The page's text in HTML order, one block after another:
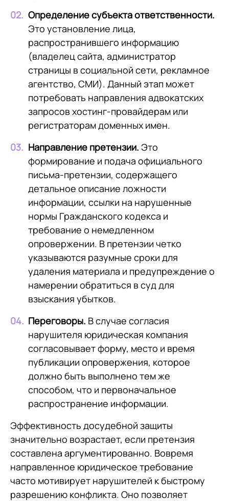
Определение субъекта ответственности.
Это установление лица,
распространившего информацию
(владелец сайта, администратор
страницы в социальной сети, рекламное
агентство, СМИ). Данный этап может
потребовать направления адвокатских
запросов хостинг-провайдерам или
регистраторам доменных имен.
Направление претензии. Это
формирование и подача официального
письма-претензии, содержащего
детальное описание ложности
информации, ссылки на нарушенные
нормы Гражданского кодекса и
требование о немедленном
опровержении. В претензии четко
указываются разумные сроки для
удаления материала и предупреждение о
намерении обратиться в суд для
взыскания убытков.
Переговоры. В случае согласия
нарушителя юридическая компания
согласовывает форму, место и время
публикации опровержения, которое
должно быть выполнено тем же
способом, что и первоначальное
распространение информации.
Эффективность досудебной защиты
значительно возрастает, если претензия
составлена аргументированно. Вовремя
направленное юридическое требование
часто мотивирует нарушителей к быстрому
разрешению конфликта. Оно позволяет